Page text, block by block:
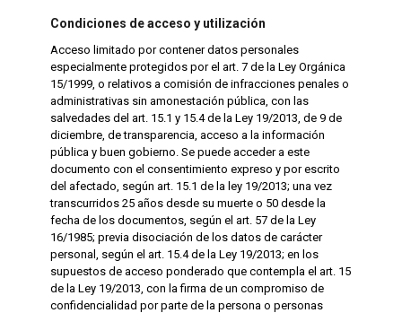
Condiciones de acceso y utilización
Acceso limitado por contener datos personales
especialmente protegidos por el art. 7 de la Ley Orgánica
15/1999, o relativos a comisión de infracciones penales o
administrativas sin amonestación pública, con las
salvedades del art. 15.1 y 15.4 de la Ley 19/2013, de 9 de
diciembre, de transparencia, acceso a la información
pública y buen gobierno. Se puede acceder a este
documento con el consentimiento expreso y por escrito
del afectado, según art. 15.1 de la ley 19/2013; una vez
transcurridos 25 años desde su muerte o 50 desde la
fecha de los documentos, según el art. 57 de la Ley
16/1985; previa disociación de los datos de carácter
personal, según el art. 15.4 de la Ley 19/2013; en los
supuestos de acceso ponderado que contempla el art. 15
de la Ley 19/2013, con la firma de un compromiso de
confidencialidad por parte de la persona o personas